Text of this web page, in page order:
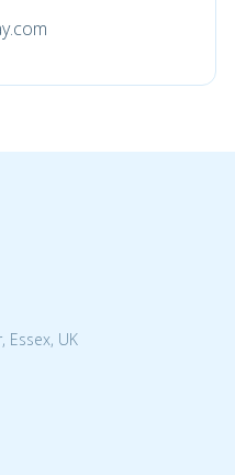
Essex, UK